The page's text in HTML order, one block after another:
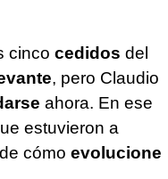
cinco cedidos del
, pero Claudio
ahora. En ese
estuvieron a
cómo evolucione